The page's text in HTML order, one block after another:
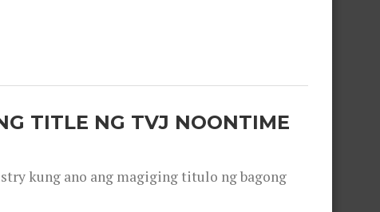
TITLE NG TVJ NOONTIME
kung ano ang magiging titulo ng bagong